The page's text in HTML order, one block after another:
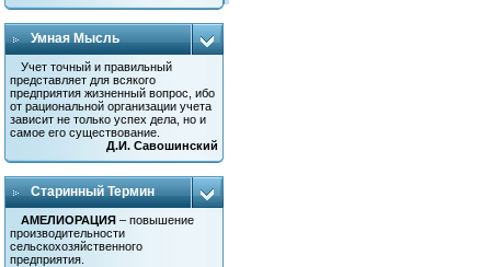
Умная Мысль
Учет точный и правильный
представляет для всякого
предприятия жизненный вопрос, ибо
от рациональной организации учета
зависит не только успех дела, но и
самое его существование.
Д.И. Савошинский
Старинный Термин
АМЕЛИОРАЦИЯ – повышение
производительности
сельскохозяйственного
предприятия.